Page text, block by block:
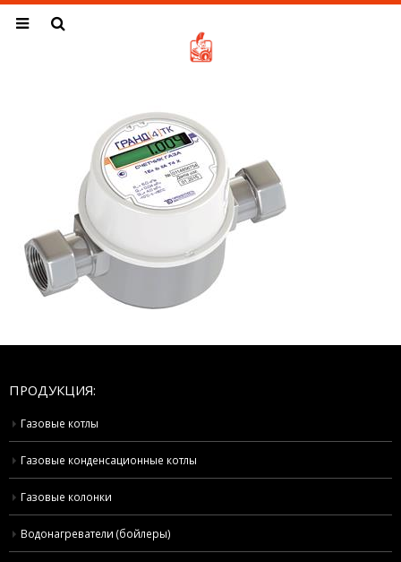
ПРОДУКЦИЯ:
Газовые котлы
Газовые конденсационные котлы
Газовые колонки
Водонагреватели (бойлеры)